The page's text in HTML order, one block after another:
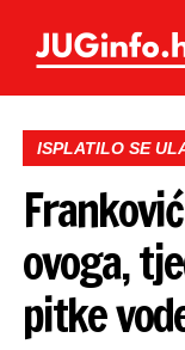
ISPLATILO SE
ovoga,
pitke